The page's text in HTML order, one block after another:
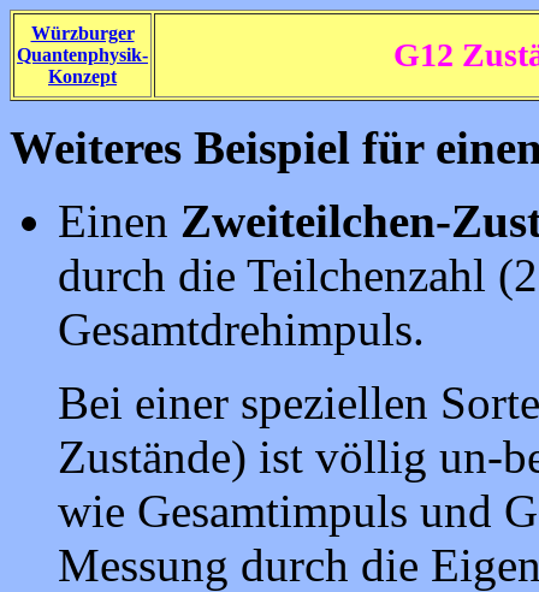
Würzburger
Quantenphysik-
Konzept
G12
Weiteres Beispiel für
Einen Zweiteilchen-
durch die Teilchenzahl
Gesamtdrehimpuls.
Bei einer speziellen
Zustände) ist völlig un-
wie Ge­samtimpuls und
Messung durch die